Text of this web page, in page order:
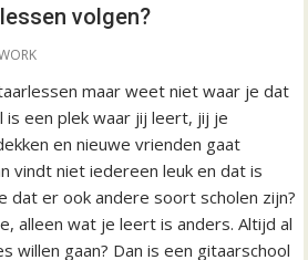
volgen?
maar weet niet waar je dat
is een plek waar jij leert, jij je
en nieuwe vrienden gaat
vindt niet iedereen leuk en dat is
dat er ook andere soort scholen zijn?
alleen wat je leert is anders. Altijd al
willen gaan? Dan is een gitaarschool